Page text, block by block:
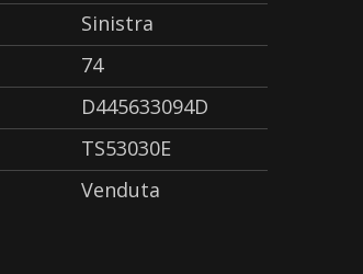
Sinistra
74
D445633094D
TS53030E
Venduta